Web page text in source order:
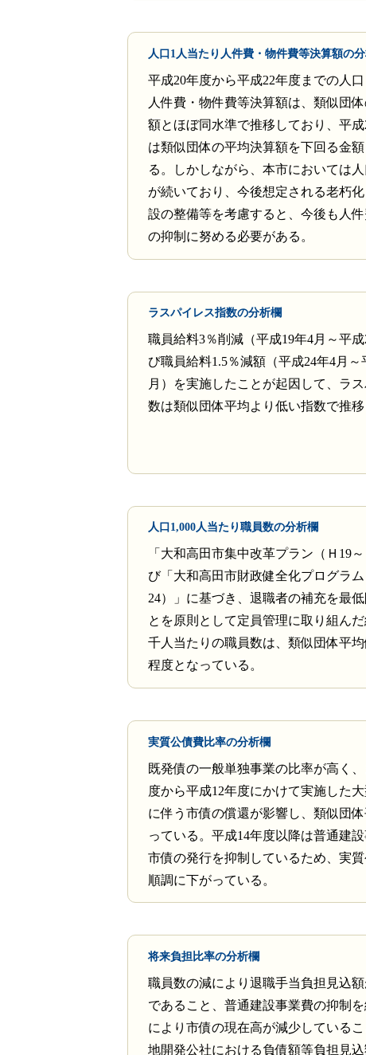
人口1人当たり人件費・物件費等決算額の
平成20年度から平成22年度までの人
人件費・物件費等決算額は、類似団
額とほぼ同水準で推移しており、平
は類似団体の平均決算額を下回る金
る。しかしながら、本市においては
が続いており、今後想定される老朽
設の整備等を考慮すると、今後も人
の抑制に努める必要がある。
ラスパイレス指数の分析欄
職員給料3％削減（平成19年4月～平成
び職員給料1.5％減額（平成24年4月～
月）を実施したことが起因して、ラ
数は類似団体平均より低い指数で推移
人口1,000人当たり職員数の分析欄
「大和高田市集中改革プラン（Ｈ19
び「大和高田市財政健全化プログラム
24）」に基づき、退職者の補充を最低
とを原則として定員管理に取り組ん
千人当たりの職員数は、類似団体平
程度となっている。
実質公債費比率の分析欄
既発債の一般単独事業の比率が高く
度から平成12年度にかけて実施した
に伴う市債の償還が影響し、類似団
っている。平成14年度以降は普通建
市債の発行を抑制しているため、実
順調に下がっている。
将来負担比率の分析欄
職員数の減により退職手当負担見込
であること、普通建設事業費の抑制
により市債の現在高が減少している
地開発公社における負債額等負担見